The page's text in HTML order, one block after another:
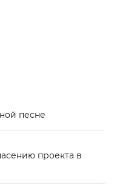
песне
проекта в